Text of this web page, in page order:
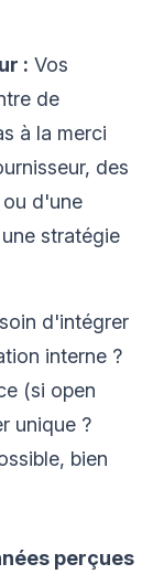
: Vos
de
à la merci
des
d'une
stratégie
d'intégrer
interne ?
(si open
unique ?
bien
perçues